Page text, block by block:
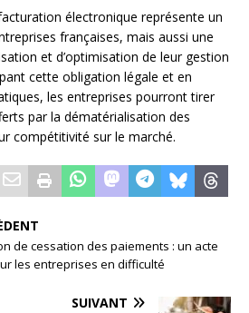
électronique représente un
françaises, mais aussi une
et d’optimisation de leur gestion
cette obligation légale et en
les entreprises pourront tirer
par la dématérialisation des
compétitivité sur le marché.
de cessation des paiements : un acte
les entreprises en difficulté
SUIVANT